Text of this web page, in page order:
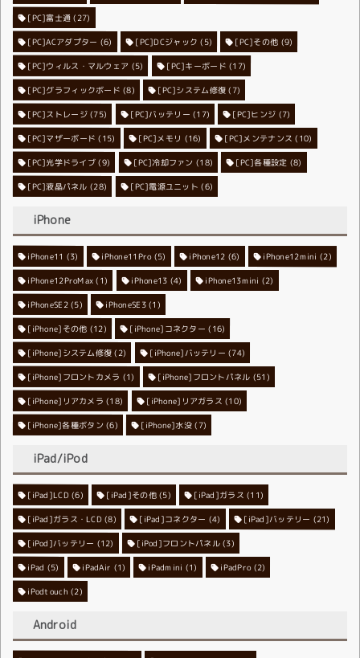
[PC]富士通 (27)
[PC]ACアダプター (6) [PC]DCジャック (5) [PC]その他 (9)
[PC]ウィルス・マルウェア (5) [PC]キーボード (17)
[PC]グラフィックボード (8) [PC]システム修復 (7)
[PC]ストレージ(75) [PC]バッテリー (17) [PC]ヒンジ (7)
[PC]マザーボード (15) [PC]メモリ (16) [PC]メンテナンス (10)
[PC]光学ドライブ (9) [PC]冷却ファン (18) [PC]各種設定 (8)
[PC]液晶パネル (28) [PC]電源ユニット (6)
iPhone
iPhone11 (3) iPhone11Pro(5) iPhone12 (6) iPhone12mini (2)
iPhone12ProMax (1) iPhone13 (4) iPhone13mini (2)
iPhoneSE2(5) iPhoneSE3 (1)
[iPhone]その他 (12) [iPhone]コネクター (16)
[iPhone]システム修復 (2) [iPhone]バッテリー (74)
[iPhone]フロントカメラ (1) [iPhone]フロントパネル (51)
[iPhone]リアカメラ (18) [iPhone]リアガラス (10)
[iPhone]各種ボタン (6) [iPhone]水没 (7)
iPad/iPod
[iPad]LCD(6) [iPad]その他 (5) [iPad]ガラス (11)
[iPad]ガラス・LCD(8) [iPad]コネクター (4) [iPad]バッテリー (21)
[iPod]バッテリー (12) [iPod]フロントパネル(3)
iPad (5) iPadAir (1) iPadmini (1) iPadPro(2)
iPodtouch (2)
Android